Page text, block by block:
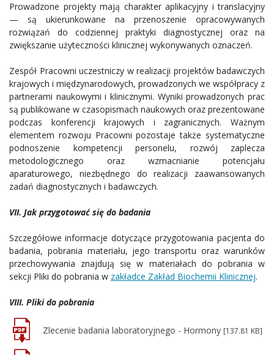
Prowadzone projekty mają charakter aplikacyjny i translacyjny
— są ukierunkowane na przenoszenie opracowywanych
rozwiązań do codziennej praktyki diagnostycznej oraz na
zwiększanie użyteczności klinicznej wykonywanych oznaczeń.
Zespół Pracowni uczestniczy w realizacji projektów badawczych
krajowych i międzynarodowych, prowadzonych we współpracy z
partnerami naukowymi i klinicznymi. Wyniki prowadzonych prac
są publikowane w czasopismach naukowych oraz prezentowane
podczas konferencji krajowych i zagranicznych. Ważnym
elementem rozwoju Pracowni pozostaje także systematyczne
podnoszenie kompetencji personelu, rozwój zaplecza
metodologicznego oraz wzmacnianie potencjału
aparaturowego, niezbędnego do realizacji zaawansowanych
zadań diagnostycznych i badawczych.
VII. Jak przygotować się do badania
Szczegółowe informacje dotyczące przygotowania pacjenta do
badania, pobrania materiału, jego transportu oraz warunków
przechowywania znajdują się w materiałach do pobrania w
sekcji Pliki do pobrania w zakładce Zakład Biochemii Klinicznej.
VIII. Pliki do pobrania
Zlecenie badania laboratoryjnego - Hormony [137.81 KB]